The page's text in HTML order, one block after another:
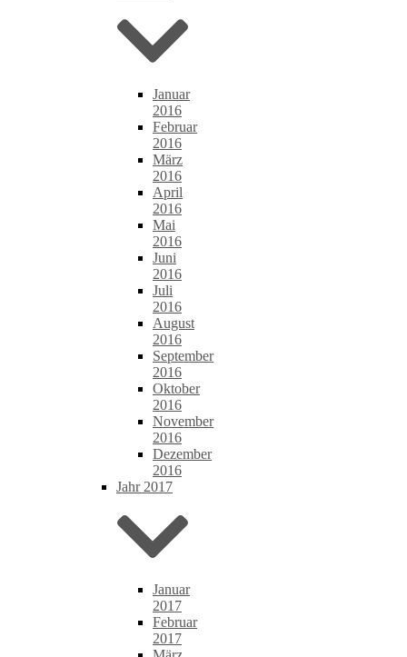
Januar
2016
Februar
2016
März
2016
April
2016
Mai
2016
Juni
2016
Juli
2016
August
2016
September
2016
Oktober
2016
November
2016
Dezember
2016
Jahr 2017
Januar
2017
Februar
2017